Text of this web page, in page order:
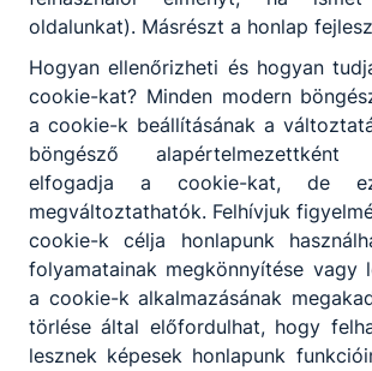
oldalunkat). Másrészt a honlap
Hogyan ellenőrizheti és hogyan
cookie-kat? Minden modern
a cookie-k beállításának a
böngésző alapértelmezettként
elfogadja a cookie-kat, de
megváltoztathatók. Felhívjuk
cookie-k célja honlapunk
folyamatainak megkönnyítése vagy
a cookie-k alkalmazásának
törlése által előfordulhat, hogy
lesznek képesek honlapunk